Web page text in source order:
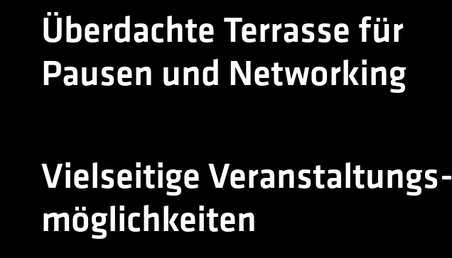
Überdachte Terrasse für
Pausen und Networking
Vielseitige Veranstaltungs-
möglichkeiten